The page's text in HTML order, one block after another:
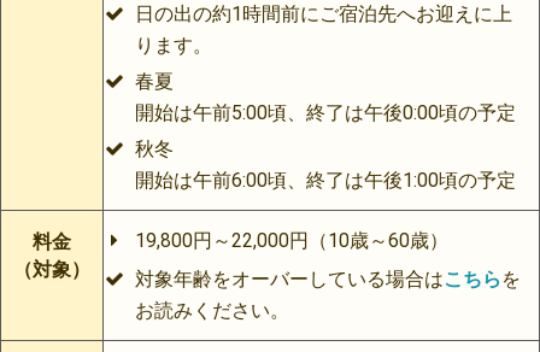
日の出の約1時間前にご宿泊先へお迎えに上
ります。
春夏
開始は午前5:00頃、終了は午後0:00頃の予定
秋冬
開始は午前6:00頃、終了は午後1:00頃の予定
料金
（対象）
19,800円～22,000円（10歳～60歳）
対象年齢をオーバーしている場合はこちら を
お読みください。